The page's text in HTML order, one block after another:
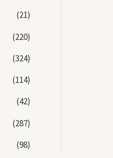
(21)
(220)
(324)
(114)
(42)
(287)
(98)